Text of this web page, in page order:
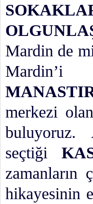
Mardin de
Mardin’i
merkezi
buluyoruz.
seçtiği
hikayesinin